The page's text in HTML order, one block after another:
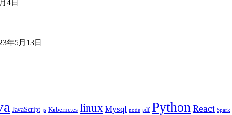
4日
年5月13日
JavaScript js Kubernetes linux Mysql node pdf Python React Spark